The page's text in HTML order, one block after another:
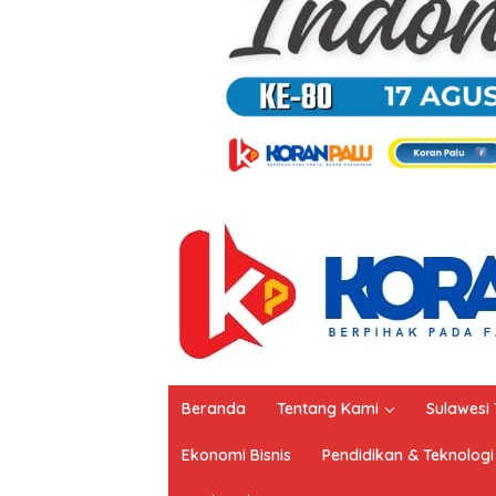
Beranda Tentang Kami Sulawesi
Ekonomi Bisnis Pendidikan & Teknologi